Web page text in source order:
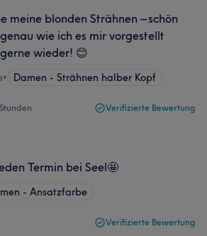
meine blonden Strähnen – schön
wie ich es mir vorgestellt
wieder! 😊
• Damen - Strähnen halber Kopf
Verifizierte Bewertung
Termin bei Seel🤩
- Ansatzfarbe
Verifizierte Bewertung